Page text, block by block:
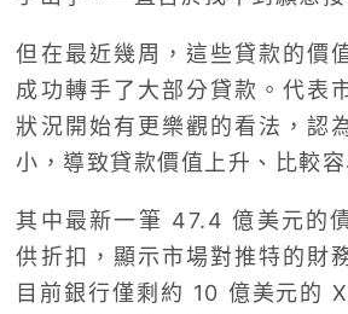
但在最近幾周，這些貸款的價
成功轉手了大部分貸款。代表
狀況開始有更樂觀的看法，認
小，導致貸款價值上升、比較容
其中最新一筆 47.4 億美元的
供折扣，顯示市場對推特的財
目前銀行僅剩約 10 億美元的